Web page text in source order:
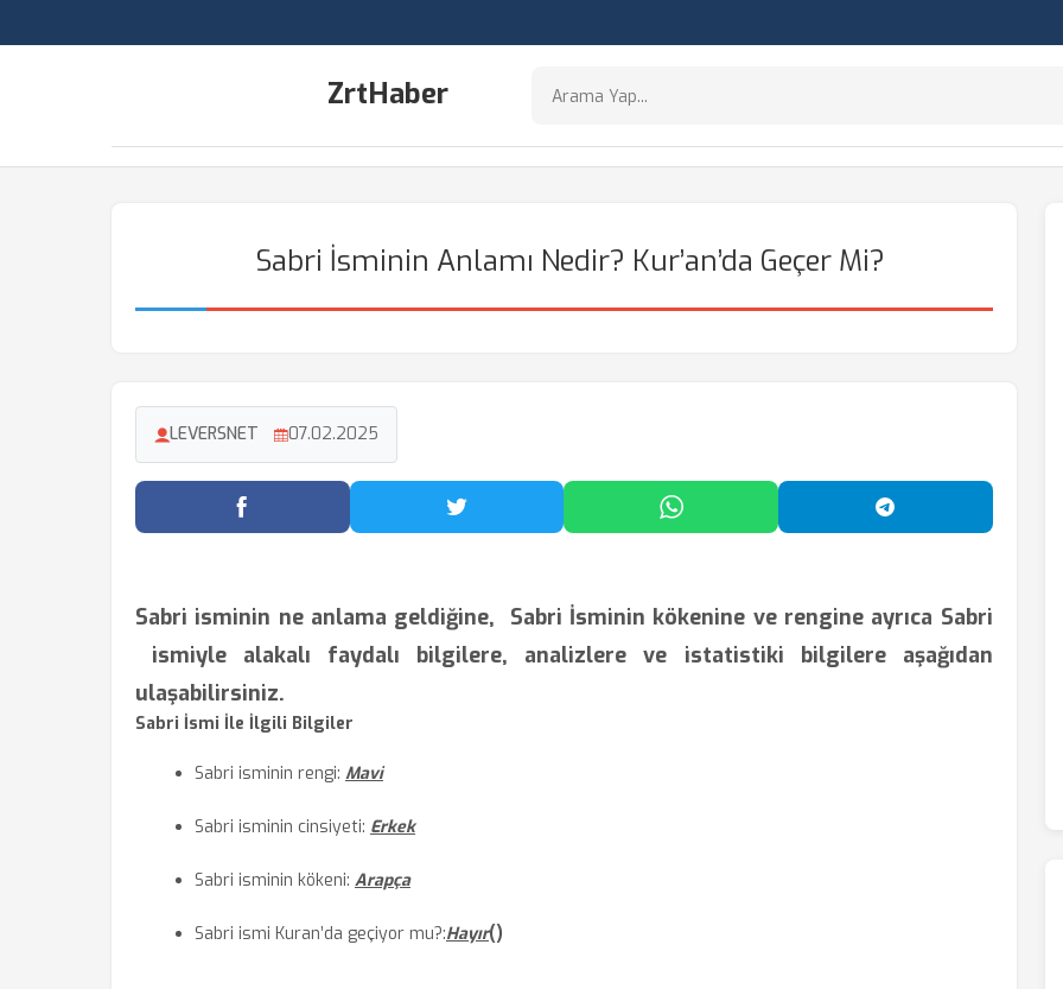
ZrtHaber
Sabri İsminin Anlamı Nedir? Kur’an’da Geçer Mi?
LEVERSNET 07.02.2025
Facebook'ta Paylaş Twitter'da Paylaş WhatsApp'ta Paylaş Telegram'da
Sabri isminin ne anlama geldiğine,
Sabri İsminin kökenine ve rengine ayrıca Sabri
ismiyle alakalı faydalı bilgilere, analizlere ve istatistiki bilgilere aşağıdan
ulaşabilirsiniz.
Sabri İsmi İle İlgili Bilgiler
Sabri isminin rengi: Mavi
Sabri isminin cinsiyeti: Erkek
Sabri isminin kökeni: Arapça
Sabri ismi Kuran’da geçiyor mu?:Hayır()